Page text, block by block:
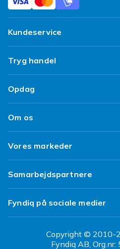
Kundeservice
Ofte stillede spørgsmål
Spor min pakke
Levering
Fortryd & returner her
Tryg handel
Tilfredshedsgaranti
Kundeanmeldelser
Brukt/ Refurbished
Opdag
Top 100 fund
Design dit eget tøj
Om os
Klimaarbejde
Job hos Fyndiq
Tilgængelighed
Transparensrapport
Vores markeder
Fyndiq Sverige
Fyndiq Finland
Fyndiq Norge
CDON Danmark
Samarbejdspartnere
Partner Help Center
Regler og kvalitet
Fyndiq på sociale medier
Copyright © 2010-
Fyndiq AB,